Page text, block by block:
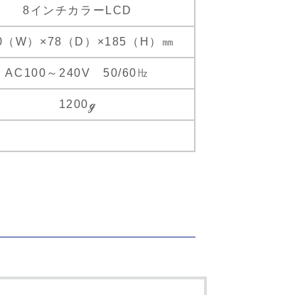
8インチカラーLCD
W）×78（D）×185（H）㎜
AC100～240V 50/60㎐
1200ℊ